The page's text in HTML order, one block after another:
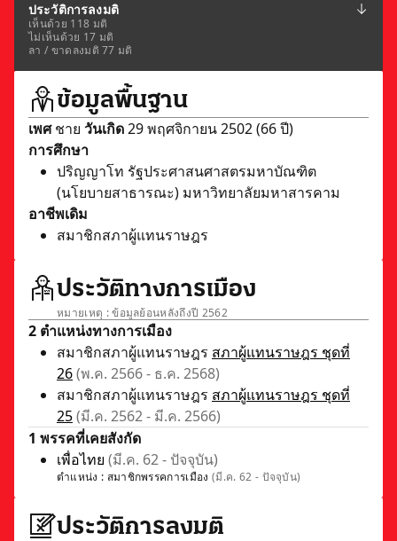
ประวัติการลงมติ
เห็นด้วย 118 มติ
ไม่เห็นด้วย 17 มติ
ลา / ขาดลงมติ 77 มติ
ข้อมูลพื้นฐาน
เพศชาย วันเกิด29 พฤศจิกายน 2502 (66 ปี)
การศึกษา
ปริญญาโท รัฐประศาสนศาสตรมหาบัณฑิต
(นโยบายสาธารณะ) มหาวิทยาลัยมหาสารคาม
อาชีพเดิม
สมาชิกสภาผู้แทนราษฎร
ประวัติทางการเมือง
หมายเหตุ : ข้อมูลย้อนหลังถึงปี 2562
2 ตำแหน่งทางการเมือง
สมาชิกสภาผู้แทนราษฎร สภาผู้แทนราษฎร ชุดที่
26(พ.ค. 2566 - ธ.ค. 2568)
สมาชิกสภาผู้แทนราษฎร สภาผู้แทนราษฎร ชุดที่
25(มี.ค. 2562 - มี.ค. 2566)
1 พรรคที่เคยสังกัด
เพื่อไทย (มี.ค. 62 - ปัจจุบัน)
ตำแหน่ง : สมาชิกพรรคการเมือง(มี.ค. 62 - ปัจจุบัน)
ประวัติการลงมติ